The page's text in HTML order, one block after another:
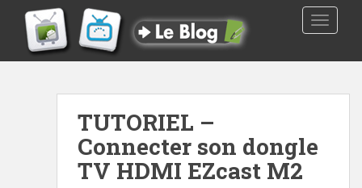
TUTORIEL –
Connecter son dongle
TV HDMI EZcast M2